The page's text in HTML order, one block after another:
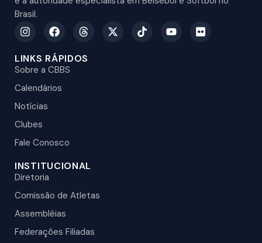
Brasil.
LINKS RÁPIDOS
Sobre a CBBS
Calendários
Notícias
Clubes
Fale Conosco
INSTITUCIONAL
Diretoria
Comissão de Atletas
Assembléias
Federações Filiadas